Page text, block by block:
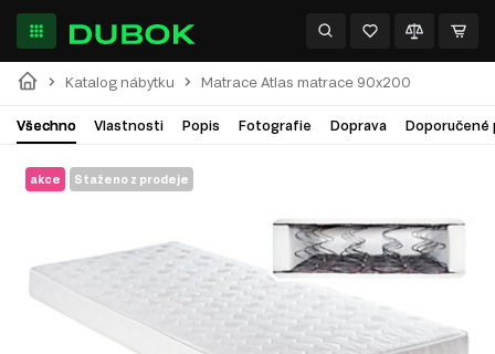
Katalog nábytku Matrace Atlas matrace 90x200
Všechno Vlastnosti Popis Fotografie Doprava Doporučené
akce Staženo z prodeje